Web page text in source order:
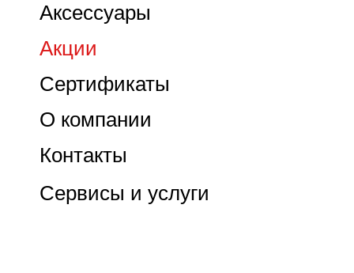
Контакты
О компании
Сертификаты
Акции
Аксессуары
Сервисы и услуги